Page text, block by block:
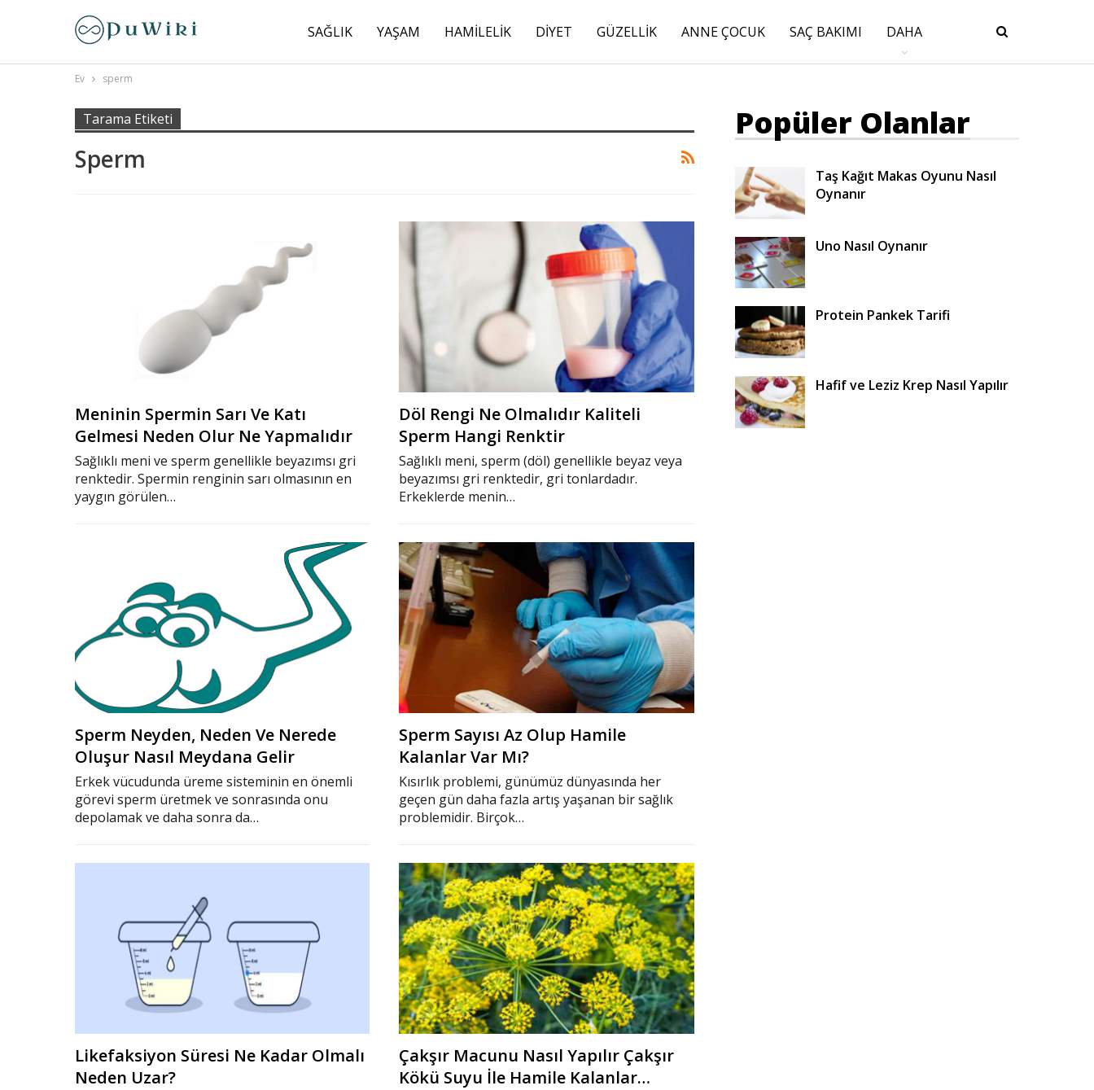
SAĞLIK YAŞAM HAMILELIK DIYET GÜZELLIK ANNE ÇOCUK SAÇ BAKIMI DAHA
Ev sperm
Tarama Etiketi
Sperm
Meninin Spermin Sarı Ve Katı
Gelmesi Neden Olur Ne Yapmalıdır
Sağlıklı meni ve sperm genellikle beyazımsı gri
renktedir. Spermin renginin sarı olmasının en
yaygın görülen…
Döl Rengi Ne Olmalıdır Kaliteli
Sperm Hangi Renktir
Sağlıklı meni, sperm (döl) genellikle beyaz veya
beyazımsı gri renktedir, gri tonlardadır.
Erkeklerde menin…
Sperm Neyden, Neden Ve Nerede
Oluşur Nasıl Meydana Gelir
Erkek vücudunda üreme sisteminin en önemli
görevi sperm üretmek ve sonrasında onu
depolamak ve daha sonra da…
Sperm Sayısı Az Olup Hamile
Kalanlar Var Mı?
Kısırlık problemi, günümüz dünyasında her
geçen gün daha fazla artış yaşanan bir sağlık
problemidir. Birçok…
Likefaksiyon Süresi Ne Kadar Olmalı
Neden Uzar?
Çakşır Macunu Nasıl Yapılır Çakşır
Kökü Suyu İle Hamile Kalanlar…
Popüler Olanlar
Taş Kağıt Makas Oyunu Nasıl
Oynanır
Uno Nasıl Oynanır
Protein Pankek Tarifi
Hafif ve Leziz Krep Nasıl Yapılır